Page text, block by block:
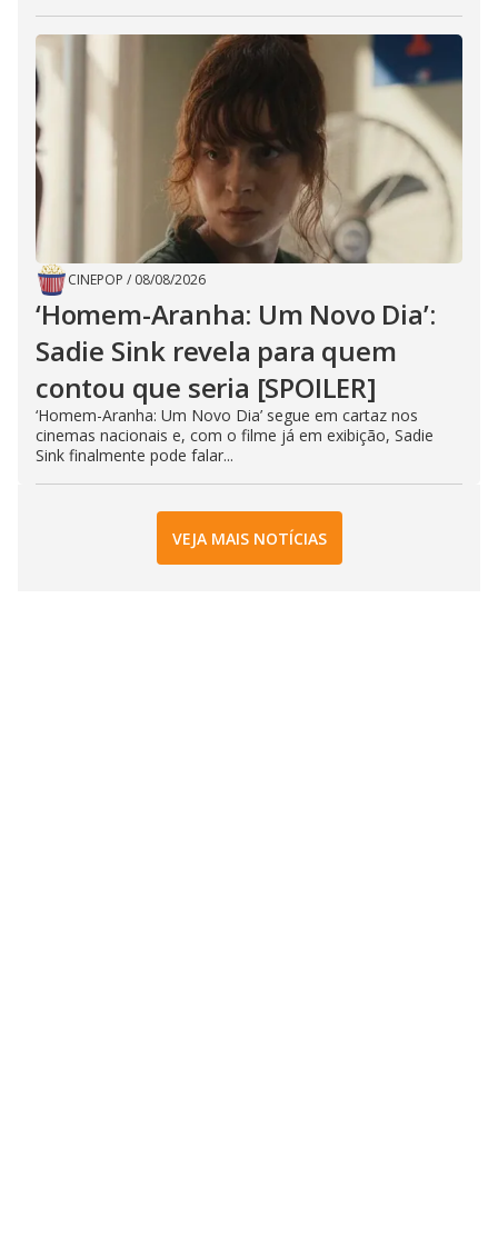
CINEPOP / 08/08/2026
‘Homem-Aranha: Um Novo Dia’:
Sadie Sink revela para quem
contou que seria [SPOILER]
‘Homem-Aranha: Um Novo Dia’ segue em cartaz nos
cinemas nacionais e, com o filme já em exibição, Sadie
Sink finalmente pode falar...
VEJA MAIS NOTÍCIAS